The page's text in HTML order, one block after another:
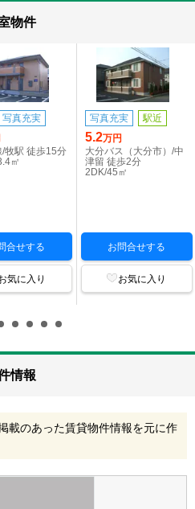
物件
写真充実
/牧駅 徒歩15分
㎡
合せする
気に入り
写真充実 駅近
5.2万円
大分バス（大分市）/中
津留 徒歩2分
2DK/45㎡
お問合せする
お気に入り
情報
載のあった賃貸物件情報を元に作